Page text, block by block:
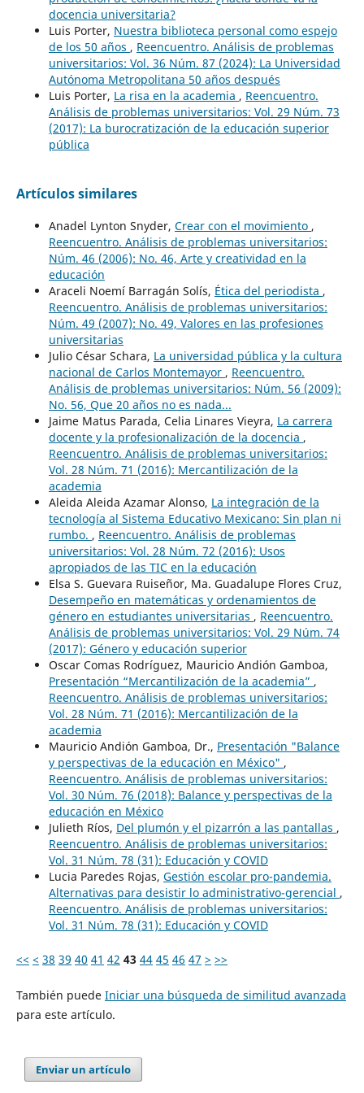
docencia universitaria?
Luis Porter, Nuestra biblioteca personal como espejo
de los 50 años , Reencuentro. Análisis de problemas
universitarios: Vol. 36 Núm. 87 (2024): La Universidad
Autónoma Metropolitana 50 años después
Luis Porter, La risa en la academia , Reencuentro.
Análisis de problemas universitarios: Vol. 29 Núm. 73
(2017): La burocratización de la educación superior
pública
Artículos similares
Anadel Lynton Snyder, Crear con el movimiento ,
Reencuentro. Análisis de problemas universitarios:
Núm. 46 (2006): No. 46, Arte y creatividad en la
educación
Araceli Noemí Barragán Solís, Ética del periodista ,
Reencuentro. Análisis de problemas universitarios:
Núm. 49 (2007): No. 49, Valores en las profesiones
universitarias
Julio César Schara, La universidad pública y la cultura
nacional de Carlos Montemayor , Reencuentro.
Análisis de problemas universitarios: Núm. 56 (2009):
No. 56, Que 20 años no es nada...
Jaime Matus Parada, Celia Linares Vieyra, La carrera
docente y la profesionalización de la docencia ,
Reencuentro. Análisis de problemas universitarios:
Vol. 28 Núm. 71 (2016): Mercantilización de la
academia
Aleida Aleida Azamar Alonso, La integración de la
tecnología al Sistema Educativo Mexicano: Sin plan ni
rumbo. , Reencuentro. Análisis de problemas
universitarios: Vol. 28 Núm. 72 (2016): Usos
apropiados de las TIC en la educación
Elsa S. Guevara Ruiseñor, Ma. Guadalupe Flores Cruz,
Desempeño en matemáticas y ordenamientos de
género en estudiantes universitarias , Reencuentro.
Análisis de problemas universitarios: Vol. 29 Núm. 74
(2017): Género y educación superior
Oscar Comas Rodríguez, Mauricio Andión Gamboa,
Presentación “Mercantilización de la academia” ,
Reencuentro. Análisis de problemas universitarios:
Vol. 28 Núm. 71 (2016): Mercantilización de la
academia
Mauricio Andión Gamboa, Dr., Presentación "Balance
y perspectivas de la educación en México" ,
Reencuentro. Análisis de problemas universitarios:
Vol. 30 Núm. 76 (2018): Balance y perspectivas de la
educación en México
Julieth Ríos, Del plumón y el pizarrón a las pantallas ,
Reencuentro. Análisis de problemas universitarios:
Vol. 31 Núm. 78 (31): Educación y COVID
Lucia Paredes Rojas, Gestión escolar pro-pandemia.
Alternativas para desistir lo administrativo-gerencial ,
Reencuentro. Análisis de problemas universitarios:
Vol. 31 Núm. 78 (31): Educación y COVID
<< < 38 39 40 41 42 43 44 45 46 47 > >>
También puede Iniciar una búsqueda de similitud avanzada
para este artículo.
Enviar un artículo